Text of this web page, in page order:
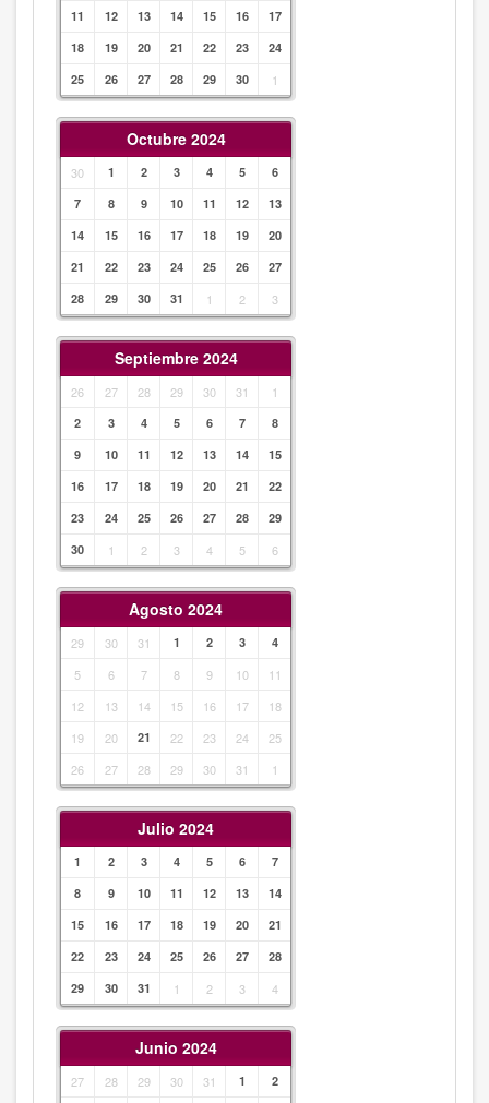
11
12 13 14 15 16
17
18
19 20 21 22 23
24
25
26 27 28 29 30 1
Octubre 2024
30 1 2 3 4 5
6
7
8 9 10 11 12
13
14
15 16 17 18 19
20
21
22 23 24 25 26
27
28
29 30 31 1 2 3
Septiembre 2024
26 27 28 29 30 31 1
2 3 4 5 6 7
8
9
10 11 12 13 14
15
16
17 18 19 20 21
22
23
24 25 26 27 28
29
30
1 2 3 4 5 6
Agosto 2024
29 30 31 1 2 3 4
5 6 7 8 9 10
11
12
13 14 15 16 17
18
19
20 21 22 23 24
25
26
27 28 29 30 31 1
Julio 2024
1 2 3 4 5 6
7
8
9 10 11 12 13
14
15
16 17 18 19 20
21
22
23 24 25 26 27
28
29
30 31 1 2 3 4
Junio 2024
27 28 29 30 31 1
2